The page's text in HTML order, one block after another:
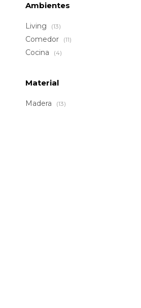
Ambientes
Living (13)
Comedor (11)
Cocina (4)
Material
Madera (13)